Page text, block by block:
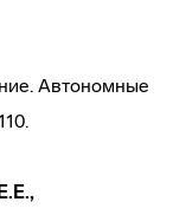
Автономные